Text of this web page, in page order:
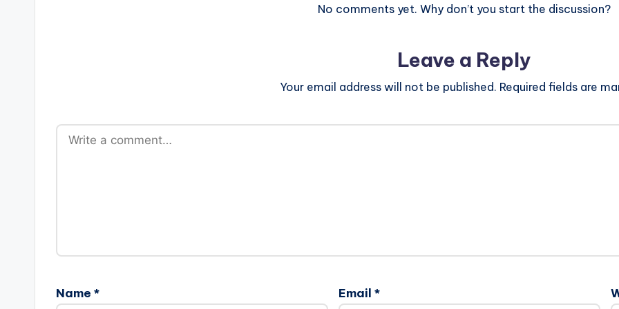
No comments yet. Why don’t you start the discussion?
Leave a Reply
Your email address will not be published. Required fields are
Name * Email *